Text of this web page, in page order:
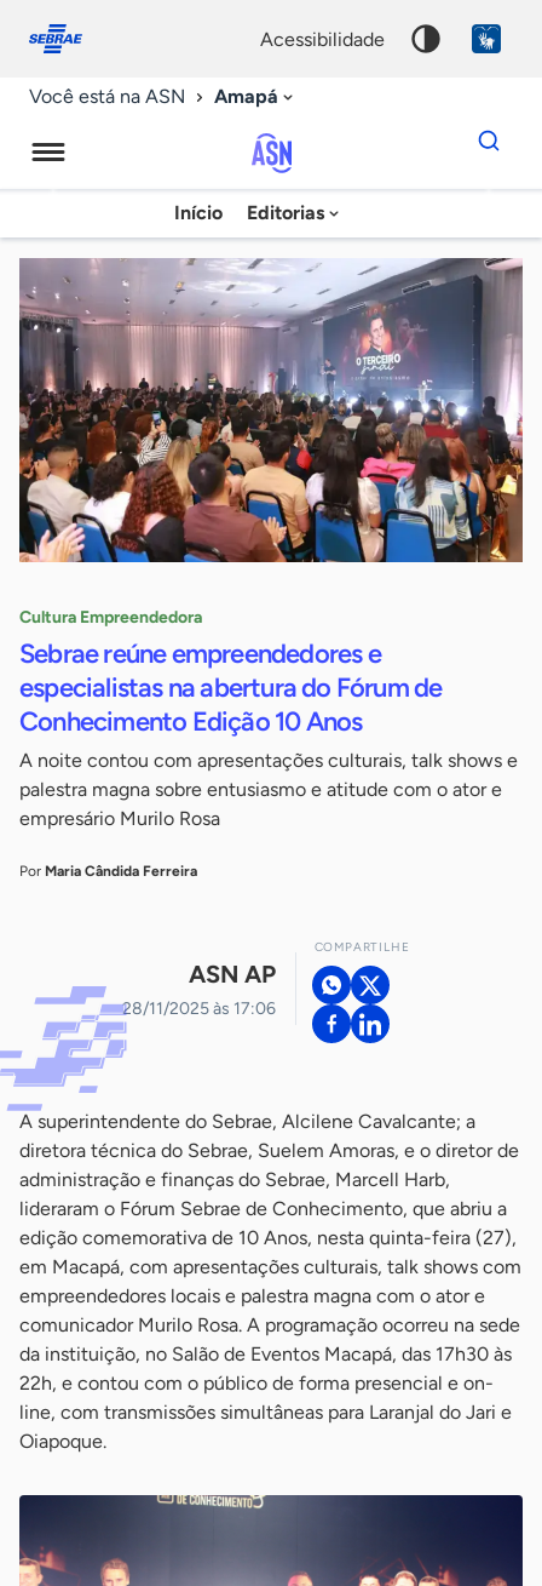
conosco
acessibilidade
Você está na ASN Amapá
Agência
Sebrae
de
Notícias
Início Editorias
Dados
para
chave
Cultura Empreendedora
Sebrae reúne empreendedores e
especialistas na abertura do Fórum de
Conhecimento Edição 10 Anos
A noite contou com apresentações culturais, talk shows e
palestra magna sobre entusiasmo e atitude com o ator e
empresário Murilo Rosa
Por Maria Cândida Ferreira
ASN AP
28/11/2025 às 17:06
COMPARTILHE
A superintendente do Sebrae, Alcilene Cavalcante; a
diretora técnica do Sebrae, Suelem Amoras, e o diretor de
administração e finanças do Sebrae, Marcell Harb,
lideraram o Fórum Sebrae de Conhecimento, que abriu a
edição comemorativa de 10 Anos, nesta quinta-feira (27),
em Macapá, com apresentações culturais, talk shows com
empreendedores locais e palestra magna com o ator e
comunicador Murilo Rosa. A programação ocorreu na sede
da instituição, no Salão de Eventos Macapá, das 17h30 às
22h, e contou com o público de forma presencial e on-
line, com transmissões simultâneas para Laranjal do Jari e
Oiapoque.